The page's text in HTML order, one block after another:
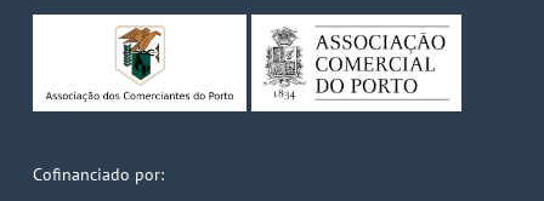
Cofinanciado por: